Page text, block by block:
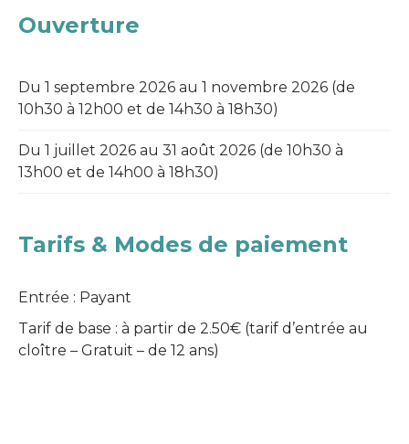
Ouverture
Du 1 septembre 2026 au 1 novembre 2026 (de
10h30 à 12h00 et de 14h30 à 18h30)
Du 1 juillet 2026 au 31 août 2026 (de 10h30 à
13h00 et de 14h00 à 18h30)
Tarifs & Modes de paiement
Entrée : Payant
Tarif de base : à partir de 2.50€ (tarif d’entrée au
cloître – Gratuit – de 12 ans)